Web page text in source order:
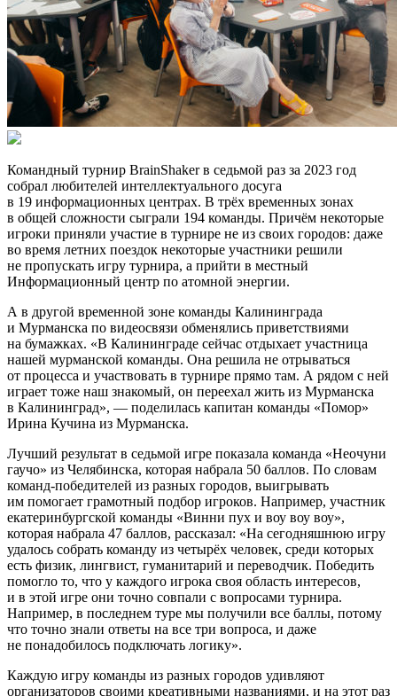
Командный турнир BrainShaker в седьмой раз за 2023 год
собрал любителей интеллектуального досуга
в 19 информационных центрах. В трёх временных зонах
в общей сложности сыграли 194 команды. Причём некоторые
игроки приняли участие в турнире не из своих городов: даже
во время летних поездок некоторые участники решили
не пропускать игру турнира, а прийти в местный
Информационный центр по атомной энергии.
А в другой временной зоне команды Калининграда
и Мурманска по видеосвязи обменялись приветствиями
на бумажках. «В Калининграде сейчас отдыхает участница
нашей мурманской команды. Она решила не отрываться
от процесса и участвовать в турнире прямо там. А рядом с ней
играет тоже наш знакомый, он переехал жить из Мурманска
в Калининград», — поделилась капитан команды «Помор»
Ирина Кучина из Мурманска.
Лучший результат в седьмой игре показала команда «Неочуни
гаучо» из Челябинска, которая набрала 50 баллов. По словам
команд-победителей из разных городов, выигрывать
им помогает грамотный подбор игроков. Например, участник
екатеринбургской команды «Винни пух и воу воу воу»,
которая набрала 47 баллов, рассказал: «На сегодняшнюю игру
удалось собрать команду из четырёх человек, среди которых
есть физик, лингвист, гуманитарий и переводчик. Победить
помогло то, что у каждого игрока своя область интересов,
и в этой игре они точно совпали с вопросами турнира.
Например, в последнем туре мы получили все баллы, потому
что точно знали ответы на все три вопроса, и даже
не понадобилось подключать логику».
Каждую игру команды из разных городов удивляют
организаторов своими креативными названиями, и на этот раз